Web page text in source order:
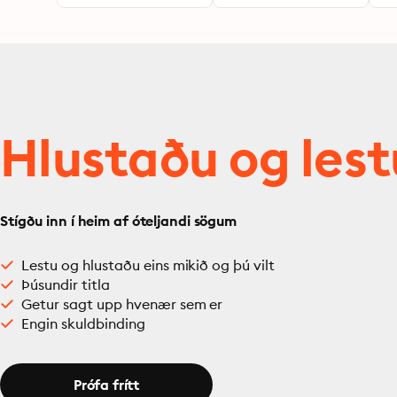
Hlustaðu og
Stígðu inn í heim af óteljandi sögum
Lestu og hlustaðu eins mikið og þú vilt
Þúsundir titla
Getur sagt upp hvenær sem er
Engin skuldbinding
Prófa frítt